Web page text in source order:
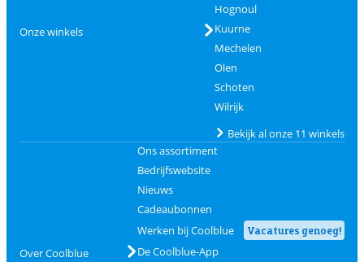
Onze winkels
Hognoul
Kuurne
Mechelen
Olen
Schoten
Wilrijk
Bekijk al onze 11 winkels
Over Coolblue
Ons assortiment
Bedrijfswebsite
Nieuws
Cadeaubonnen
Werken bij Coolblue
Vacatures genoeg!
De Coolblue-App